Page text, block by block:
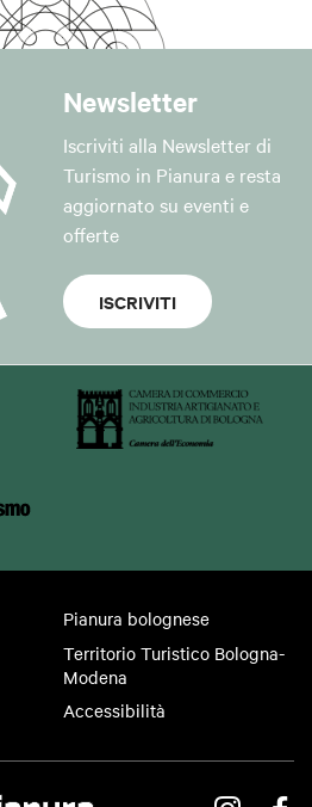
Newsletter
Iscriviti alla Newsletter di
Turismo in Pianura e resta
aggiornato su eventi e
offerte
ISCRIVITI
Pianura bolognese
Territorio Turistico Bologna-
Modena
Accessibilità